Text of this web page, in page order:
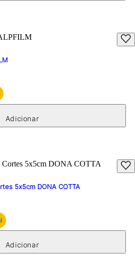
5x5cm DONA COTTA